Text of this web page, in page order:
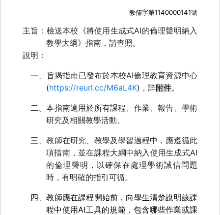
教儒字第1140000141號
主旨：檢送本校《將使用生成式AI的倫理聲明納入
教學大綱》指南 ，請查照。
說明：
一、旨揭指南已發布於本校AI倫理教育資源中心
(https://reurl.cc/M6aL4K) ，詳附件。
二、本指南適用於所有課程、作業、報告、學術
研究及相關教學活動。
三、教師在研究、教學及學習過程中，應遵循此
項指南，並在課程大綱中納入使用生成式AI
的倫理聲明，以確保在處理學術誠信問題
時，有明確的指引可循。
四、教師應在課程開始前，向學生清楚說明該課
程中使用 AI工具的規範，包含哪些作業或課